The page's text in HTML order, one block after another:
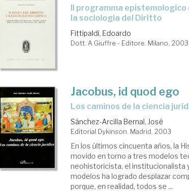
il programma epistemologico di Hans Albert per la scienza e
la sociologia del Diritto
Fittipaldi, Edoardo
Dott. A Giuffre - Editore. Milano, 2003
Jacobus, id quod ego
los caminos de la ciencia
Sánchez-Arcilla Bernal, José
Editorial Dykinson. Madrid, 2003
En los últimos cincuenta años, la
movido en torno a tres modelos
neohistoricista, el institucionalista
modelos ha logrado desplazar
porque, en realidad, todos se ...